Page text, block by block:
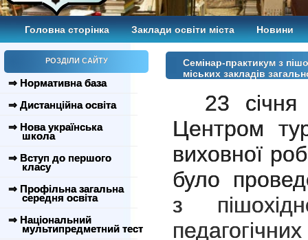
Головна сторінка Заклади освіти міста Новини
РОЗДІЛИ САЙТУ
⇒ Нормативна база
⇒ Дистанційна освіта
⇒ Нова українська
школа
⇒ Вступ до першого
класу
⇒ Профільна загальна
середня освіта
⇒ Національний
мультипредметний тест
Семінар-практикум з
міських закладів
23 січня
Центром
виховної
було
з